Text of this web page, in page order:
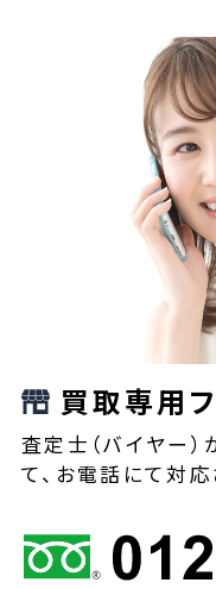
買取専用
査定士（バイヤー
て、お電話にて対応